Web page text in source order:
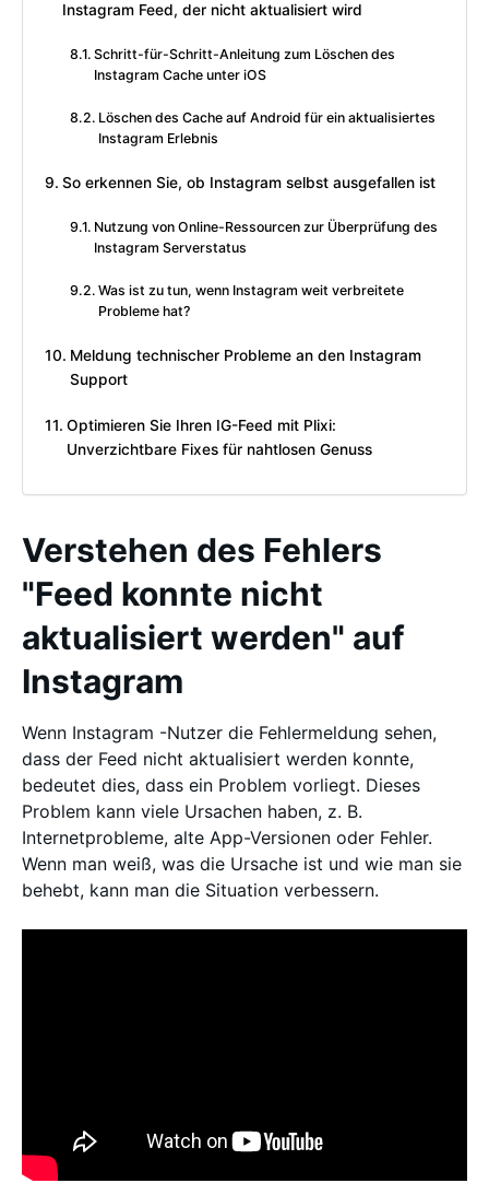
Instagram Feed, der nicht aktualisiert wird
Schritt-für-Schritt-Anleitung zum Löschen des
Instagram Cache unter iOS
Löschen des Cache auf Android für ein aktualisiertes
Instagram Erlebnis
So erkennen Sie, ob Instagram selbst ausgefallen ist
Nutzung von Online-Ressourcen zur Überprüfung des
Instagram Serverstatus
Was ist zu tun, wenn Instagram weit verbreitete
Probleme hat?
Meldung technischer Probleme an den Instagram
Support
Optimieren Sie Ihren IG-Feed mit Plixi:
Unverzichtbare Fixes für nahtlosen Genuss
Verstehen des Fehlers
"Feed konnte nicht
aktualisiert werden" auf
Instagram
Wenn Instagram -Nutzer die Fehlermeldung sehen,
dass der Feed nicht aktualisiert werden konnte,
bedeutet dies, dass ein Problem vorliegt. Dieses
Problem kann viele Ursachen haben, z. B.
Internetprobleme, alte App-Versionen oder Fehler.
Wenn man weiß, was die Ursache ist und wie man sie
behebt, kann man die Situation verbessern.